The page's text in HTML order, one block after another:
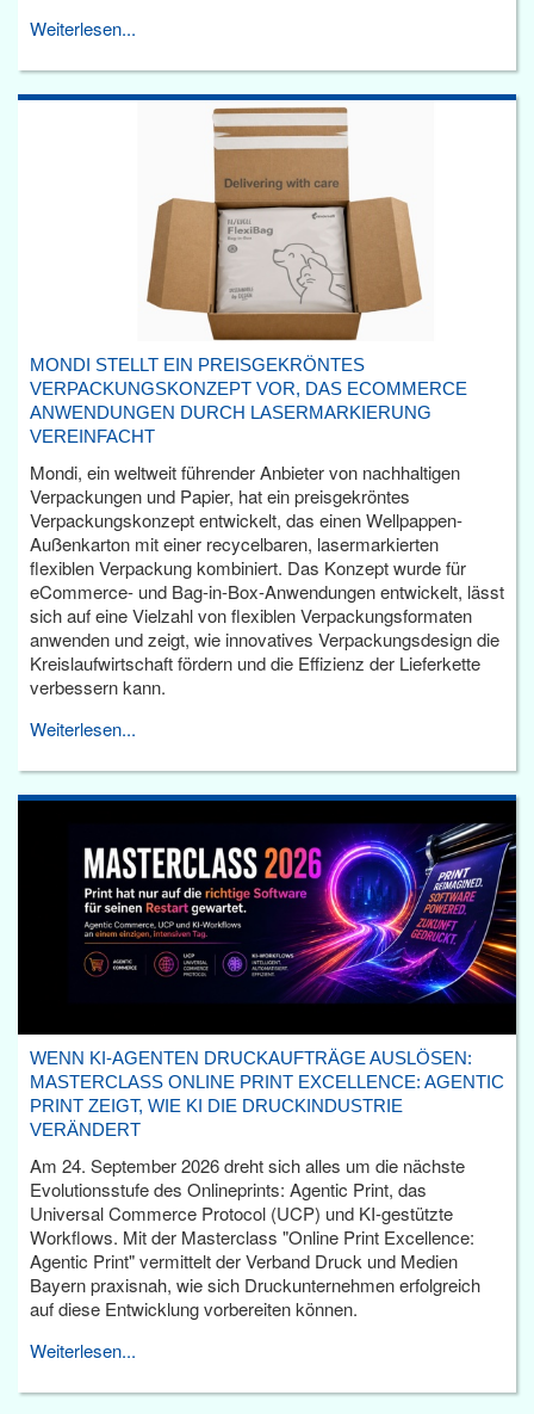
Weiterlesen...
MONDI STELLT EIN PREISGEKRÖNTES
VERPACKUNGSKONZEPT VOR, DAS ECOMMERCE
ANWENDUNGEN DURCH LASERMARKIERUNG
VEREINFACHT
Mondi, ein weltweit führender Anbieter von nachhaltigen
Verpackungen und Papier, hat ein preisgekröntes
Verpackungskonzept entwickelt, das einen Wellpappen-
Außenkarton mit einer recycelbaren, lasermarkierten
flexiblen Verpackung kombiniert. Das Konzept wurde für
eCommerce- und Bag-in-Box-Anwendungen entwickelt, lässt
sich auf eine Vielzahl von flexiblen Verpackungsformaten
anwenden und zeigt, wie innovatives Verpackungsdesign die
Kreislaufwirtschaft fördern und die Effizienz der Lieferkette
verbessern kann.
Weiterlesen...
WENN KI-AGENTEN DRUCKAUFTRÄGE AUSLÖSEN:
MASTERCLASS ONLINE PRINT EXCELLENCE: AGENTIC
PRINT ZEIGT, WIE KI DIE DRUCKINDUSTRIE
VERÄNDERT
Am 24. September 2026 dreht sich alles um die nächste
Evolutionsstufe des Onlineprints: Agentic Print, das
Universal Commerce Protocol (UCP) und KI-gestützte
Workflows. Mit der Masterclass "Online Print Excellence:
Agentic Print" vermittelt der Verband Druck und Medien
Bayern praxisnah, wie sich Druckunternehmen erfolgreich
auf diese Entwicklung vorbereiten können.
Weiterlesen...